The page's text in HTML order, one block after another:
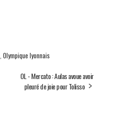
Olympique lyonnais
OL - Mercato : Aulas avoue avoir
pleuré de joie pour Tolisso